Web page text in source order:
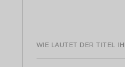
WIE LAUTET DER TITEL